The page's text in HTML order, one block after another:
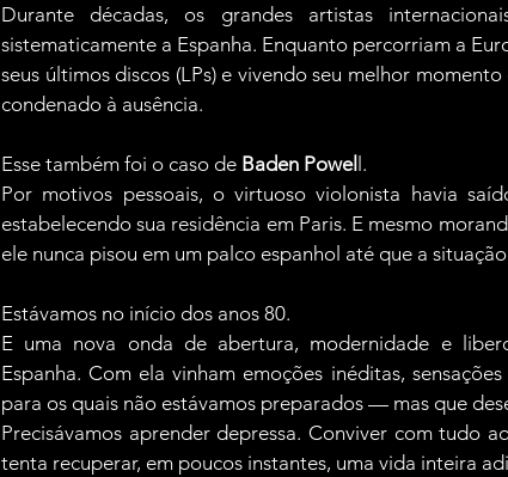
Durante décadas, os grandes artistas
sistematicamente a Espanha. Enquanto percorriam a
seus últimos discos (LPs) e vivendo seu melhor
condenado à ausência.
Esse também foi o caso de Baden Powell.
Por motivos pessoais, o virtuoso violonista havia
estabelecendo sua residência em Paris. E mesmo
ele nunca pisou em um palco espanhol até que a
Estávamos no início dos anos 80.
E uma nova onda de abertura, modernidade e
Espanha. Com ela vinham emoções inéditas,
para os quais não estávamos preparados — mas que
Precisávamos aprender depressa. Conviver com tudo
tenta recuperar, em poucos instantes, uma vida inteira